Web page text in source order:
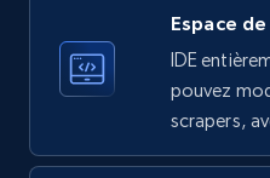
Instagram - Profiles
Account, Fbid, ID,
Espace
IDE
pouvez
scrapers,